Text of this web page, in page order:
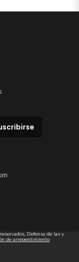
Defensa de las y
de arrepentimiento